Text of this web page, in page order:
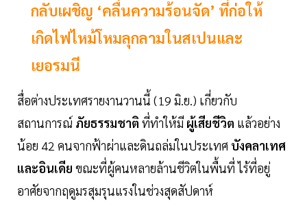
กลับเผชิญ ‘คลื่นความร้อนจัด’ ที่ก่อให้
เกิดไฟไหม้โหมลุกลามในสเปนและ
เยอรมนี
สื่อต่างประเทศรายงานวานนี้ (19 มิ.ย.) เกี่ยวกับ
สถานการณ์ ภัยธรรมชาติ ที่ทำให้มี ผู้เสียชีวิต แล้วอย่าง
น้อย 42 คนจากฟ้าผ่าและดินถล่มในประเทศ บังคลาเทศ
และอินเดีย ขณะที่ผู้คนหลายล้านชีวิตในพื้นที่ ไร้ที่อยู่
อาศัยจากฤดูมรสุมรุนแรงในช่วงสุดสัปดาห์